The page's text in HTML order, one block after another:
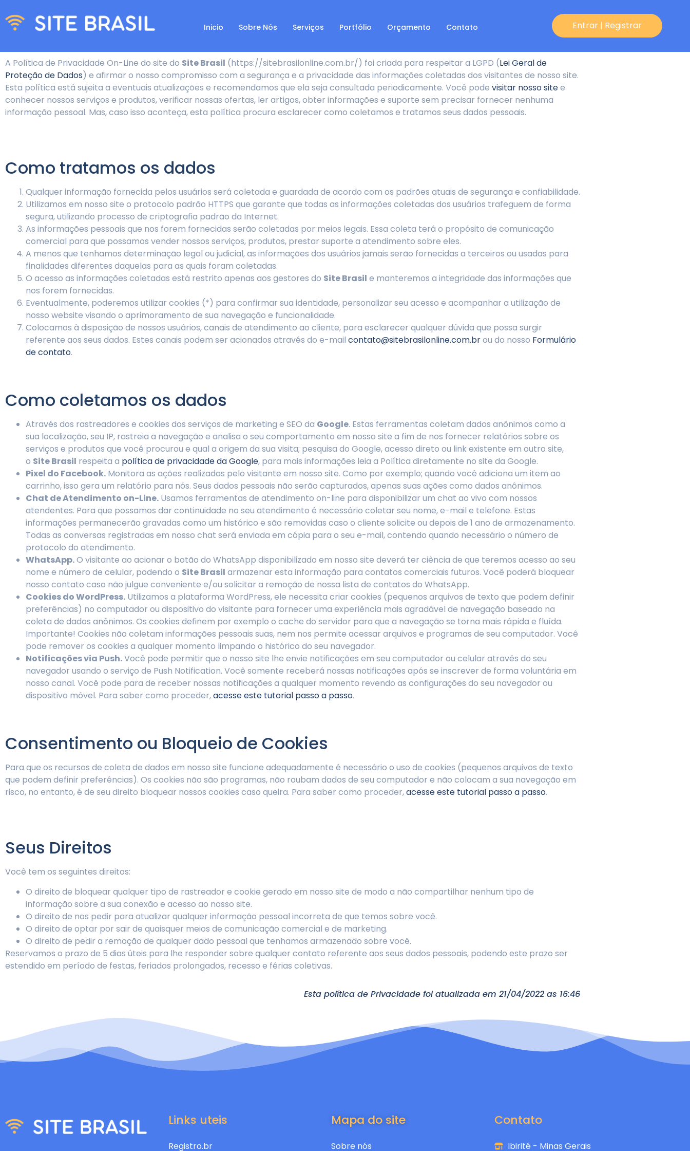
Entrar | Registrar
Inicio Sobre Nós Serviços Portfólio Orçamento Contato
A Política de Privacidade On-Line do site do Site Brasil (https://sitebrasilonline.com.br/) foi criada para respeitar a LGPD (Lei Geral de
Proteção de Dados) e afirmar o nosso compromisso com a segurança e a privacidade das informações coletadas dos visitantes de nosso site.
Esta política está sujeita a eventuais atualizações e recomendamos que ela seja consultada periodicamente. Você pode visitar nosso sitee
conhecer nossos serviços e produtos, verificar nossas ofertas, ler artigos, obter informações e suporte sem precisar fornecer nenhuma
informação pessoal. Mas, caso isso aconteça, esta política procura esclarecer como coletamos e tratamos seus dados pessoais.
Como tratamos os dados
Qualquer informação fornecida pelos usuários será coletada e guardada de acordo com os padrões atuais de segurança e confiabilidade.
Utilizamos em nosso site o protocolo padrão HTTPS que garante que todas as informações coletadas dos usuários trafeguem de forma
segura, utilizando processo de criptografia padrão da Internet.
As informações pessoais que nos forem fornecidas serão coletadas por meios legais. Essa coleta terá o propósito de comunicação
comercial para que possamos vender nossos serviços, produtos, prestar suporte a atendimento sobre eles.
A menos que tenhamos determinação legal ou judicial, as informações dos usuários jamais serão fornecidas a terceiros ou usadas para
finalidades diferentes daquelas para as quais foram coletadas.
O acesso as informações coletadas está restrito apenas aos gestores do Site Brasil e manteremos a integridade das informações que
nos forem fornecidas.
Eventualmente, poderemos utilizar cookies (*) para confirmar sua identidade, personalizar seu acesso e acompanhar a utilização de
nosso website visando o aprimoramento de sua navegação e funcionalidade.
Colocamos à disposição de nossos usuários, canais de atendimento ao cliente, para esclarecer qualquer dúvida que possa surgir
referente aos seus dados. Estes canais podem ser acionados através do e-mail contato@sitebrasilonline.com.brou do nosso Formulário
de contato.
Como coletamos os dados
Através dos rastreadores e cookies dos serviços de marketing e SEO da Google. Estas ferramentas coletam dados anônimos como a
sua localização, seu IP, rastreia a navegação e analisa o seu comportamento em nosso site a fim de nos fornecer relatórios sobre os
serviços e produtos que você procurou e qual a origem da sua visita; pesquisa do Google, acesso direto ou link existente em outro site,
o Site Brasil respeita a política de privacidade da Google, para mais informações leia a Política diretamente no site da Google.
Pixel do Facebook. Monitora as ações realizadas pelo visitante em nosso site. Como por exemplo; quando você adiciona um item ao
carrinho, isso gera um relatório para nós. Seus dados pessoais não serão capturados, apenas suas ações como dados anônimos.
Chat de Atendimento on-Line. Usamos ferramentas de atendimento on-line para disponibilizar um chat ao vivo com nossos
atendentes. Para que possamos dar continuidade no seu atendimento é necessário coletar seu nome, e-mail e telefone. Estas
informações permanecerão gravadas como um histórico e são removidas caso o cliente solicite ou depois de 1 ano de armazenamento.
Todas as conversas registradas em nosso chat será enviada em cópia para o seu e-mail, contendo quando necessário o número de
protocolo do atendimento.
WhatsApp.O visitante ao acionar o botão do WhatsApp disponibilizado em nosso site deverá ter ciência de que teremos acesso ao seu
nome e número de celular, podendo o Site Brasil armazenar esta informação para contatos comerciais futuros. Você poderá bloquear
nosso contato caso não julgue conveniente e/ou solicitar a remoção de nossa lista de contatos do WhatsApp.
Cookies do WordPress. Utilizamos a plataforma WordPress, ele necessita criar cookies (pequenos arquivos de texto que podem definir
preferências) no computador ou dispositivo do visitante para fornecer uma experiência mais agradável de navegação baseado na
coleta de dados anônimos. Os cookies definem por exemplo o cache do servidor para que a navegação se torna mais rápida e fluída.
Importante! Cookies não coletam informações pessoais suas, nem nos permite acessar arquivos e programas de seu computador. Você
pode remover os cookies a qualquer momento limpando o histórico do seu navegador.
Notificações via Push.Você pode permitir que o nosso site lhe envie notificações em seu computador ou celular através do seu
navegador usando o serviço de Push Notification. Você somente receberá nossas notificações após se inscrever de forma voluntária em
nosso canal. Você pode para de receber nossas notificações a qualquer momento revendo as configurações do seu navegador ou
dispositivo móvel. Para saber como proceder,acesse este tutorial passo a passo.
Consentimento ou Bloqueio de Cookies
Para que os recursos de coleta de dados em nosso site funcione adequadamente é necessário o uso de cookies (pequenos arquivos de texto
que podem definir preferências). Os cookies não são programas, não roubam dados de seu computador e não colocam a sua navegação em
risco, no entanto, é de seu direito bloquear nossos cookies caso queira. Para saber como proceder,acesse este tutorial passo a passo.
Seus Direitos
Você tem os seguintes direitos:
O direito de bloquear qualquer tipo de rastreador e cookie gerado em nosso site de modo a não compartilhar nenhum tipo de
informação sobre a sua conexão e acesso ao nosso site.
O direito de nos pedir para atualizar qualquer informação pessoal incorreta de que temos sobre você.
O direito de optar por sair de quaisquer meios de comunicação comercial e de marketing.
O direito de pedir a remoção de qualquer dado pessoal que tenhamos armazenado sobre você.
Reservamos o prazo de 5 dias úteis para lhe responder sobre qualquer contato referente aos seus dados pessoais, podendo este prazo ser
estendido em período de festas, feriados prolongados, recesso e férias coletivas.
Esta política de Privacidade foi atualizada em 21/04/2022 as 16:46
Links uteis
Registro.br
Mapa do site
Sobre nós
Contato
Ibirité - Minas Gerais